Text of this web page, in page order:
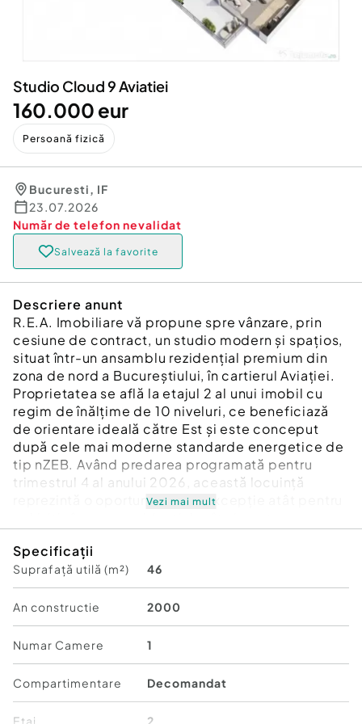
Inchiriere Bunuri si Vehicule
Utilaje agricole si industriale
Studio Cloud 9 Aviatiei
160.000 eur
Persoană fizică
Bucuresti, IF
23.07.2026
Număr de telefon nevalidat
Salvează la favorite
Descriere anunt
R.E.A. Imobiliare vă propune spre vânzare, prin
cesiune de contract, un studio modern și spațios,
situat într-un ansamblu rezidențial premium din
zona de nord a Bucureștiului, în cartierul Aviației.
Proprietatea se află la etajul 2 al unui imobil cu
regim de înălțime de 10 niveluri, ce beneficiază
de orientare ideală către Est și este conceput
după cele mai moderne standarde energetice de
tip nZEB. Având predarea programată pentru
trimestrul 4 al anului 2026, această locuință
reprezintă o oportunitate de excepție atât pentru
dinamică zonă a Capitalei. Proprietatea se vinde
în mod obligatoriu împreună cu un loc de parcare
dedicat, situat în incinta complexului.
Locuința dispune de o suprafață utilă de 38 mp, la
care se adaugă un balcon generos de 8 mp,
compartimentarea fiind una excelent gândită
pentru a maximiza utilitatea și confortul zilnic.
Ansamblul rezidențial pune la dispoziția
comunității facilități de top integrate chiar în
Vezi mai mult
Specificații
Suprafață utilă (m²) 46
An constructie 2000
Numar Camere 1
Compartimentare Decomandat
Etaj 2